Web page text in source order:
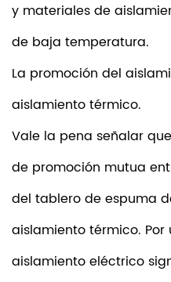
y materiales de
de baja temperatura.
La promoción del
aislamiento térmico.
Vale la pena señalar
de promoción mutua
del tablero de espuma
aislamiento térmico. Por
aislamiento eléctrico